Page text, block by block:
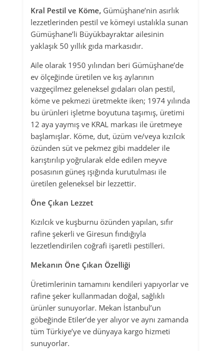
Kral Pestil ve Köme, Gümüşhane’nin asırlık
lezzetlerinden pestil ve kömeyi ustalıkla sunan
Gümüşhane’li Büyükbayraktar ailesinin
yaklaşık 50 yıllık gıda markasıdır.
Aile olarak 1950 yılından beri Gümüşhane’de
ev ölçeğinde üretilen ve kış aylarının
vazgeçilmez geleneksel gıdaları olan pestil,
köme ve pekmezi üretmekte iken; 1974 yılında
bu ürünleri işletme boyutuna taşımış, üretimi
12 aya yaymış ve KRAL markası ile üretmeye
başlamışlar. Köme, dut, üzüm ve/veya kızılcık
özünden süt ve pekmez gibi maddeler ile
karıştırılıp yoğrularak elde edilen meyve
posasının güneş ışığında kurutulması ile
üretilen geleneksel bir lezzettir.
Öne Çıkan Lezzet
Kızılcık ve kuşburnu özünden yapılan, sıfır
rafine şekerli ve Giresun fındığıyla
lezzetlendirilen coğrafi işaretli pestilleri.
Mekanın Öne Çıkan Özelliği
Üretimlerinin tamamını kendileri yapıyorlar ve
rafine şeker kullanmadan doğal, sağlıklı
ürünler sunuyorlar. Mekan İstanbul’un
göbeğinde Etiler’de yer alıyor ve aynı zamanda
tüm Türkiye’ye ve dünyaya kargo hizmeti
sunuyorlar.